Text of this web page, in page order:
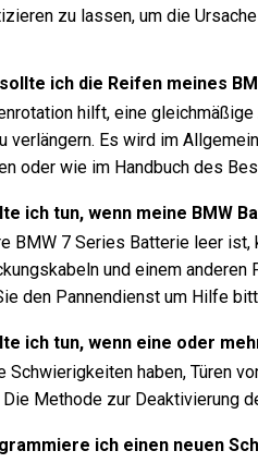
zu lassen, um die
ich die Reifen meines
hilft, eine
verlängern. Es wird im
oder wie im Handbuch des
ich tun, wenn meine BMW
BMW 7 Series Batterie leer
und einem
den Pannendienst um Hilfe
ich tun, wenn eine oder
Schwierigkeiten haben, Türen
Methode zur Deaktivierung
ich einen neuen